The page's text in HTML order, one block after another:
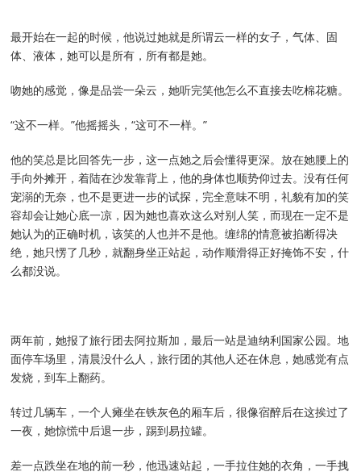
最开始在一起的时候，他说过她就是所谓云一样的女子，气体、固
体、液体，她可以是所有，所有都是她。
吻她的感觉，像是品尝一朵云，她听完笑他怎么不直接去吃棉花糖。
“这不一样。”他摇摇头，“这可不一样。”
他的笑总是比回答先一步，这一点她之后会懂得更深。放在她腰上的
手向外摊开，着陆在沙发靠背上，他的身体也顺势仰过去。没有任何
宠溺的无奈，也不是更进一步的试探，完全意味不明，礼貌有加的笑
容却会让她心底一凉，因为她也喜欢这么对别人笑，而现在一定不是
她认为的正确时机，该笑的人也并不是他。缠绵的情意被掐断得决
绝，她只愣了几秒，就翻身坐正站起，动作顺滑得正好掩饰不安，什
么都没说。
两年前，她报了旅行团去阿拉斯加，最后一站是迪纳利国家公园。地
面停车场里，清晨没什么人，旅行团的其他人还在休息，她感觉有点
发烧，到车上翻药。
转过几辆车，一个人瘫坐在铁灰色的厢车后，很像宿醉后在这挨过了
一夜，她惊慌中后退一步，踢到易拉罐。
差一点跌坐在地的前一秒，他迅速站起，一手拉住她的衣角，一手拽